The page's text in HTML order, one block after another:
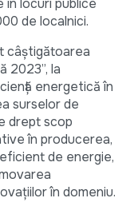
locuri publice
de localnici.
câștigătoarea
2023”, la
energetică în
surselor de
drept scop
în producerea,
de energie,
în domeniu.